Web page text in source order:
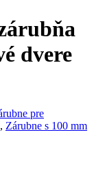
dvere
pre
, Zárubne s 100 mm